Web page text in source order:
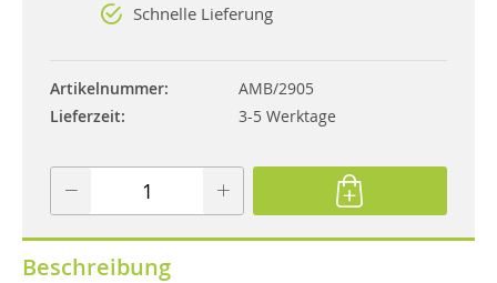
Schnelle Lieferung
Artikelnummer
AMB/2905
Lieferzeit
3-5 Werktage
Beschreibung